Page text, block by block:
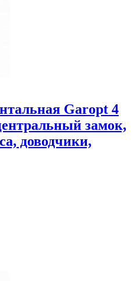
Garopt 4
замок,
доводчики,